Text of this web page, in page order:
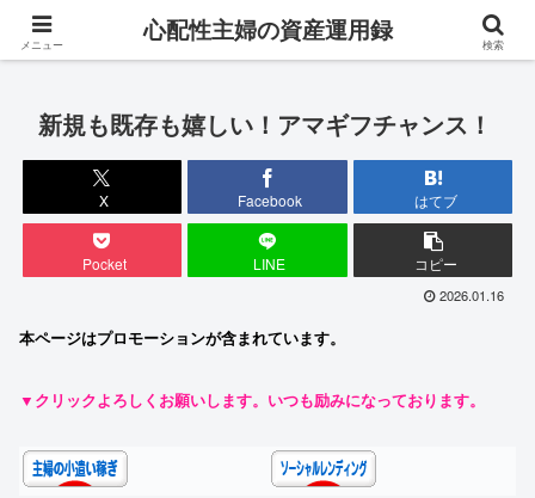
専業主婦が対人ストレス0・完全在宅でお金を稼ぐ成長ブログ
新規も既存も嬉しい！アマギフチャンス！
X Facebook はてブ
Pocket LINE コピー
2026.01.16
本ページはプロモーションが含まれています。
▼クリックよろしくお願いします。いつも励みになっております。
メニュー 心配性主婦の資産運用録 検索